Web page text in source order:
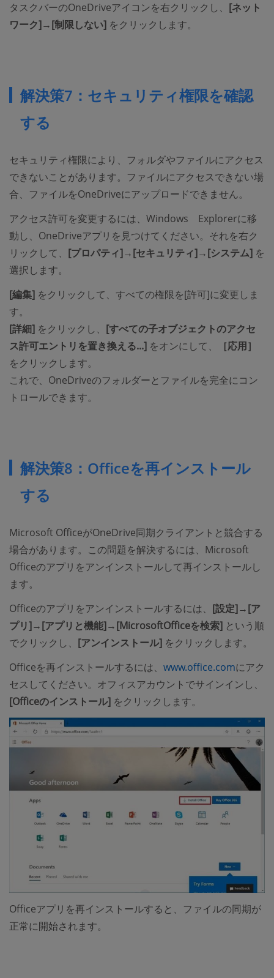
タスクバーのOneDriveアイコンを右クリックし、 [ネット
ワーク]→[制限しない] をクリックします。
解決策7：セキュリティ権限を確認
する
セキュリティ権限により、フォルダやファイルにアクセス
できないことがあります。ファイルにアクセスできない場
合、ファイルをOneDriveにアップロードできません。
アクセス許可を変更するには、Windows Explorerに移
動し、OneDriveアプリを見つけてください。それを右ク
リックして、 [プロパティ]→[セキュリティ]→[システム] を
選択します。
[編集] をクリックして、すべての権限を[許可]に変更しま
す。
[詳細] をクリックし、 [すべての子オブジェクトのアクセ
ス許可エントリを置き換える...] をオンにして、
［応用］
をクリックします。
これで、OneDriveのフォルダーとファイルを完全にコン
トロールできます。
解決策8：Officeを再インストール
する
Microsoft OfficeがOneDrive同期クライアントと競合する
場合があります。この問題を解決するには、Microsoft
Officeのアプリをアンインストールして再インストールし
ます。
Officeのアプリをアンインストールするには、 [設定]→[ア
プリ]→[アプリと機能]→[MicrosoftOfficeを検索] という順
でクリックし、 [アンインストール] をクリックします。
Officeを再インストールするには、 www.office.comにアク
セスしてください。オフィスアカウントでサインインし、
[Officeのインストール] をクリックします。
Officeアプリを再インストールすると、ファイルの同期が
正常に開始されます。